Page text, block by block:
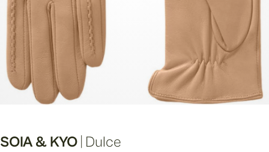
SOIA & KYO Dulce